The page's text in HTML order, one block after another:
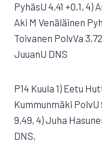
PyhäsU 4,41 +0,1,
Aki M Venäläinen
Toivanen PolvVa
JuuanU DNS
P14 Kuula 1) Eetu
Kummunmäki PolvU
9,49, 4) Juha
DNS,